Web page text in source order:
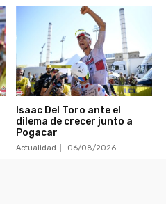
Isaac Del Toro ante el
dilema de crecer junto a
Pogacar
Actualidad 06/08/2026